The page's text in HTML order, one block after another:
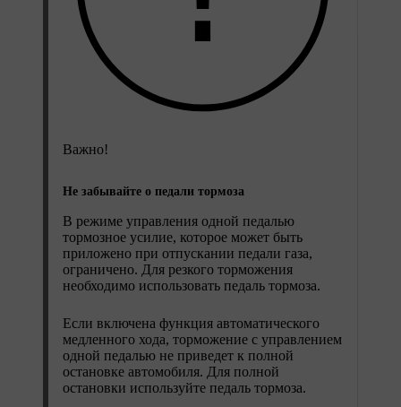
Важно!
Не забывайте о педали тормоза
В режиме управления одной педалью
тормозное усилие, которое может быть
приложено при отпускании педали газа,
ограничено. Для резкого торможения
необходимо использовать педаль тормоза.
Если включена функция автоматического
медленного хода, торможение с управлением
одной педалью не приведет к полной
остановке автомобиля. Для полной
остановки используйте педаль тормоза.